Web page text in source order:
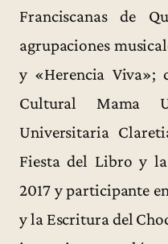
Franciscanas de
agrupaciones
y «Herencia Viva»;
Cultural Mama
Universitaria
Fiesta del Libro y
2017 y participante
y la Escritura del